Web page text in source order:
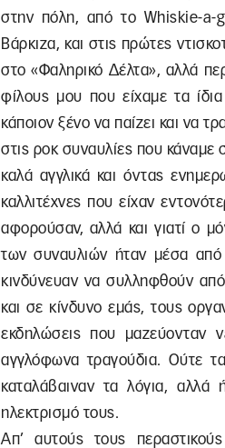
στην πόλη, από το Whiskie-
Βάρκιζα, και στις πρώτες
στο «Φαληρικό Δέλτα», αλλά
φίλους μου που είχαμε τα
κάποιον ξένο να παίζει και να
στις ροκ συναυλίες που
καλά αγγλικά και όντας
καλλιτέχνες που είχαν
αφορούσαν, αλλά και γιατί ο
των συναυλιών ήταν μέσα από
κινδύνευαν να συλληφθούν
και σε κίνδυνο εμάς, τους
εκδηλώσεις που μαζεύονταν
αγγλόφωνα τραγούδια. Ούτε
καταλάβαιναν τα λόγια,
ηλεκτρισμό τους.
Απ’ αυτούς τους